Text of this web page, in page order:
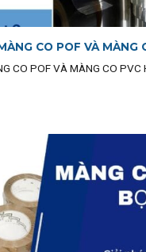
CO POF VÀ MÀNG
CO POF VÀ MÀNG CO